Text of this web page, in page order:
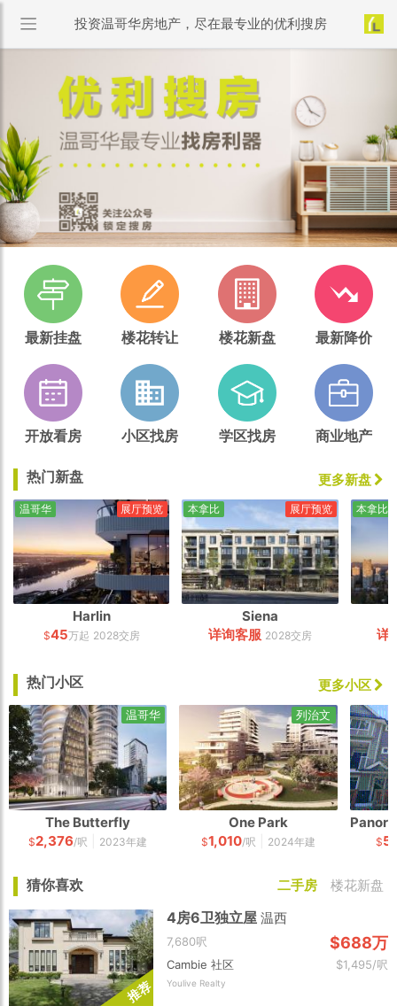
投资温哥华房地产，尽在最专业的优利搜房
最新挂盘 楼花转让 楼花新盘 最新降价
开放看房 小区找房 学区找房 商业地产
热门新盘 更多新盘
Harlin
$45万起 2028交房
温哥华 展厅预览
Siena
详询客服 2028交房
本拿比 展厅预览
详
本拿比
热门小区 更多小区
The Butterfly
$2,376/呎 2023年建
温哥华
One Park
$1,010/呎 2024年建
列治文
$
猜你喜欢 二手房 楼花新盘
推荐
4房6卫独立屋温西
7,680呎 $688万
Cambie 社区 $1,495/呎
Youlive Realty